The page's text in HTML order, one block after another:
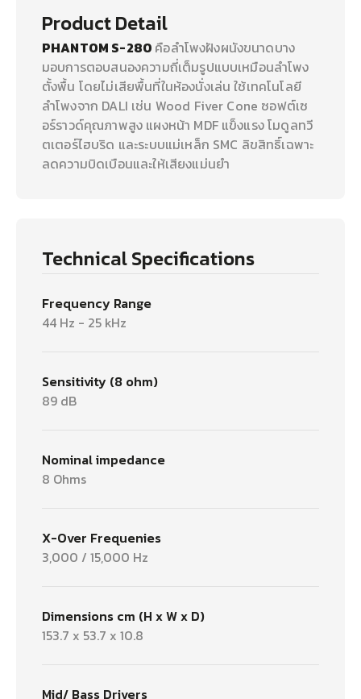
Product Detail
PHANTOM S-280 คือลำโพงฝังผนังขนาดบาง
มอบการตอบสนองความถี่เต็มรูปแบบเหมือนลำโพง
ตั้งพื้น โดยไม่เสียพื้นที่ในห้องนั่งเล่น ใช้เทคโนโลยี
ลำโพงจาก DALI เช่น Wood Fiver Cone ซอฟต์เซ
อร์ราวด์คุณภาพสูง แผงหน้า MDF แข็งแรง โมดูลทวี
ตเตอร์ไฮบริด และระบบแม่เหล็ก SMC ลิขสิทธิ์เฉพาะ
ลดความบิดเบือนและให้เสียงแม่นยำ
Technical Specifications
Frequency Range
44 Hz - 25 kHz
Sensitivity (8 ohm)
89 dB
Nominal impedance
8 Ohms
X-Over Frequenies
3,000 / 15,000 Hz
Dimensions cm (H x W x D)
153.7 x 53.7 x 10.8
Mid/ Bass Drivers